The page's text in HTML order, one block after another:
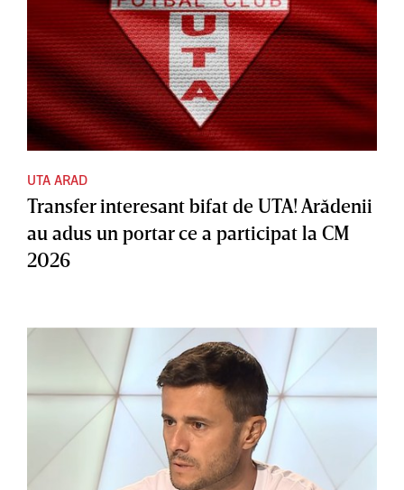
UTA ARAD
Transfer interesant bifat de UTA! Arădenii
au adus un portar ce a participat la CM
2026